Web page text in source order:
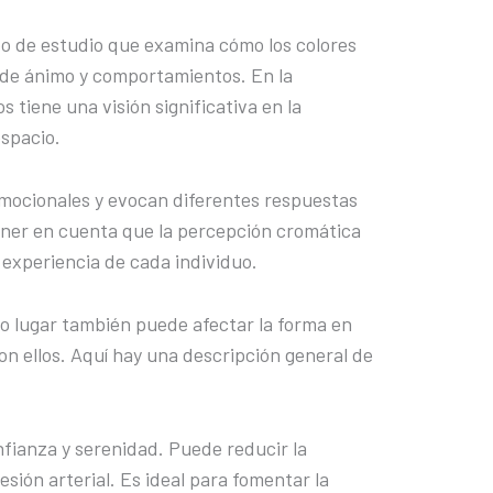
de estudio que examina cómo los colores
ánimo y comportamientos. En la
tiene una visión significativa en la
y evocan diferentes respuestas
en cuenta que la percepción cromática
de cada individuo.
lugar también puede afectar la forma en
ellos. Aquí hay una descripción general de
y serenidad. Puede reducir la
arterial. Es ideal para fomentar la